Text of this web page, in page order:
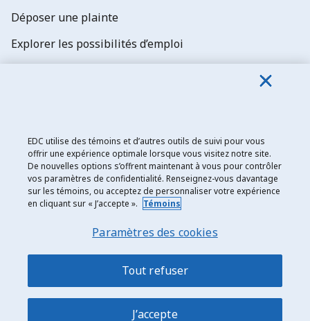
Déposer une plainte
Explorer les possibilités d’emploi
Exportation et développement Canada
Énoncé de confidentialité
Plan du site
EDC utilise des témoins et d’autres outils de suivi pour vous
offrir une expérience optimale lorsque vous visitez notre site.
De nouvelles options s’offrent maintenant à vous pour contrôler
vos paramètres de confidentialité. Renseignez-vous davantage
sur les témoins, ou acceptez de personnaliser votre expérience
en cliquant sur « J’accepte ». Témoins
Paramètres des cookies
Tout refuser
J’accepte